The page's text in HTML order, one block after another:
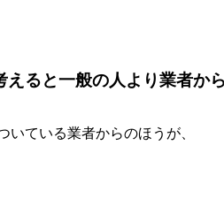
ると一般の人より業者か
ている業者からのほうが、